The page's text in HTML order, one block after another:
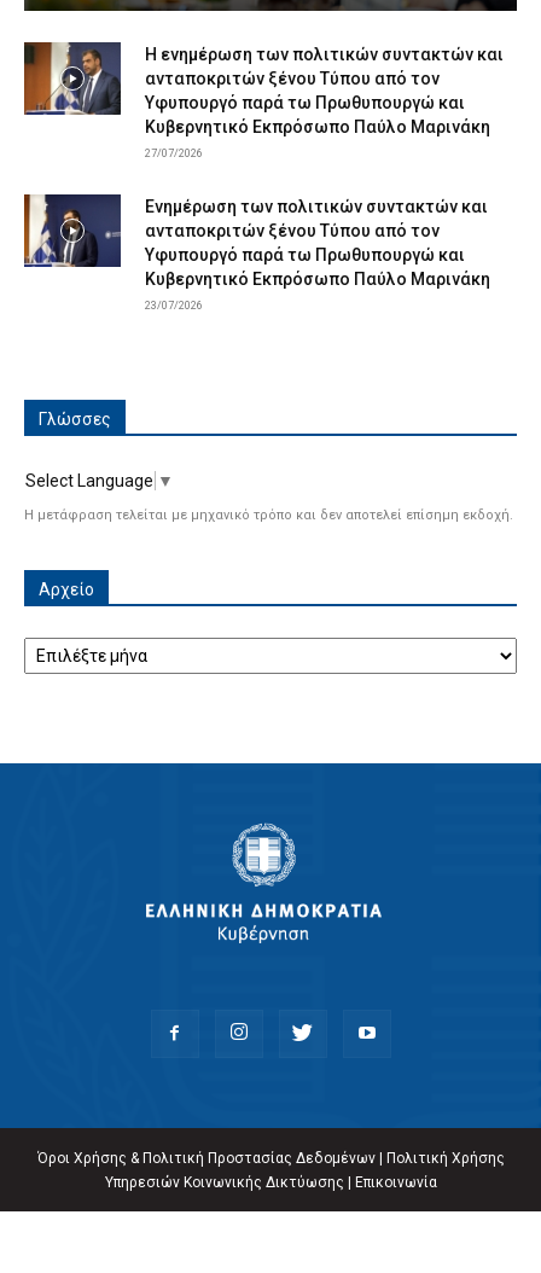
Η ενημέρωση των πολιτικών συντακτών και
ανταποκριτών ξένου Τύπου από τον
Υφυπουργό παρά τω Πρωθυπουργώ και
Κυβερνητικό Εκπρόσωπο Παύλο Μαρινάκη
27/07/2026
Ενημέρωση των πολιτικών συντακτών και
ανταποκριτών ξένου Τύπου από τον
Υφυπουργό παρά τω Πρωθυπουργώ και
Κυβερνητικό Εκπρόσωπο Παύλο Μαρινάκη
23/07/2026
Γλώσσες
Select Language ▼
Η μετάφραση τελείται με μηχανικό τρόπο και δεν αποτελεί επίσημη εκδοχή.
Αρχείο
Όροι Χρήσης & Πολιτική Προστασίας Δεδομένων|
Πολιτική Χρήσης
Υπηρεσιών Κοινωνικής Δικτύωσης
Επικοινωνία